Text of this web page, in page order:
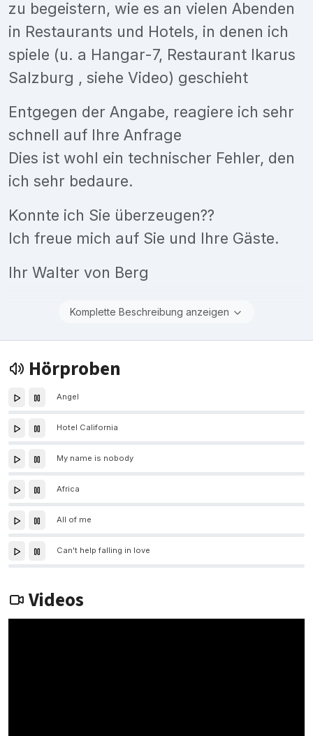
zu begeistern, wie es an vielen Abenden
in Restaurants und Hotels, in denen ich
spiele (u. a Hangar-7, Restaurant Ikarus
Salzburg , siehe Video) geschieht
Entgegen der Angabe, reagiere ich sehr
schnell auf Ihre Anfrage
Dies ist wohl ein technischer Fehler, den
ich sehr bedaure.
Konnte ich Sie überzeugen??
Ich freue mich auf Sie und Ihre Gäste.
Ihr Walter von Berg
Komplette Beschreibung anzeigen
Hörproben
Angel
Hotel California
My name is nobody
Africa
All of me
Can't help falling in love
Videos